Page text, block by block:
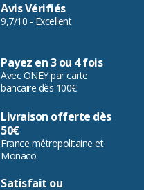
Avis Vérifiés
9,7/10 - Excellent
Payez en 3 ou 4 fois
Avec ONEY par carte
bancaire dès 100€
Livraison offerte dès
50€
France métropolitaine et
Monaco
Satisfait ou